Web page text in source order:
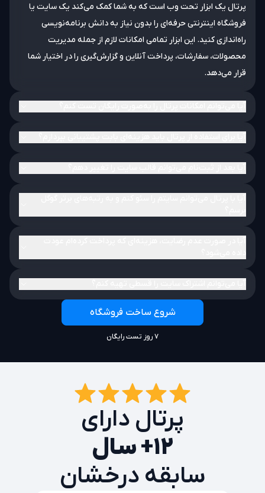
پرتال یک ابزار تحت وب است که به شما کمک می‌کند یک سایت یا
فروشگاه اینترنتی حرفه‌ای را بدون نیاز به دانش برنامه‌نویسی
راه‌اندازی کنید. این ابزار تمامی امکانات لازم از جمله مدیریت
محصولات، سفارشات، پرداخت آنلاین و گزارش‌گیری را در اختیار شما
قرار می‌دهد.
شروع ساخت فروشگاه
۷ روز تست رایگان
پرتال دارای
۱۲+ سال
سابقه درخشان